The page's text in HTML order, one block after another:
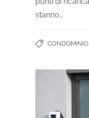
stanno…
CONDOMINIO